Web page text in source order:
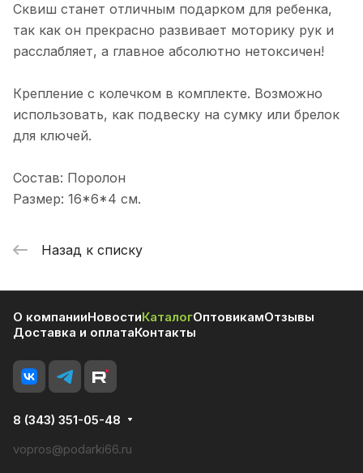
Сквиш станет отличным подарком для ребенка,
так как он прекрасно развивает моторику рук и
расслабляет, а главное абсолютно нетоксичен!
Крепление с колечком в комплекте. Возможно
использовать, как подвеску на сумку или брелок
для ключей.
Состав: Поролон
Размер: 16*6*4 см.
Назад к списку
О компанииНовостиКаталогОптовикамОтзывы
Доставка и оплатаКонтакты
8 (343) 351-05-48
vopros@podarki66.ru